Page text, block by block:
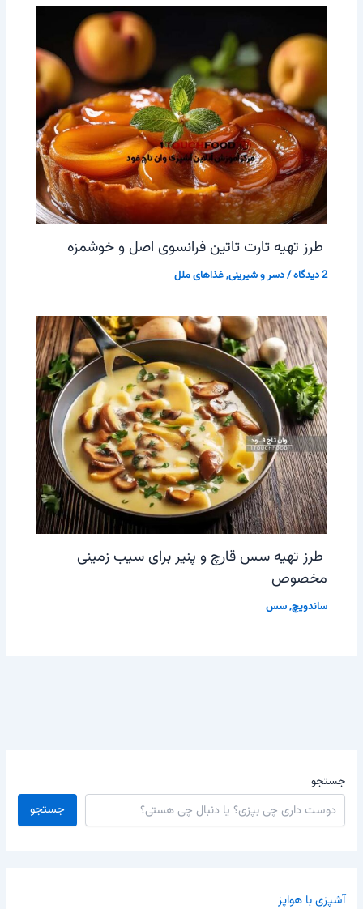
طرز تهیه تارت تاتین فرانسوی اصل و خوشمزه
2 دیدگاه /دسر و شیرینی,غذاهای ملل
طرز تهیه سس قارچ و پنیر برای سیب زمینی
مخصوص
ساندویچ,سس
جستجو
جستجو
آشپزی با هواپز